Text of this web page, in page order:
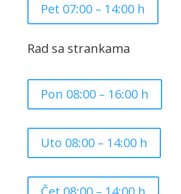
Pet 07:00 – 14:00 h
Rad sa strankama
Pon 08:00 – 16:00 h
Uto 08:00 – 14:00 h